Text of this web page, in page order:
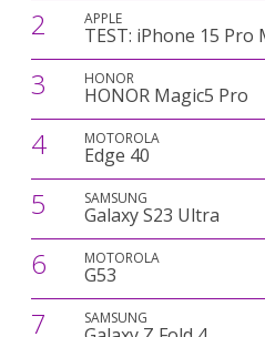
2 APPLE
TEST: iPhone 15 Pro
3 HONOR
HONOR Magic5 Pro
4 MOTOROLA
Edge 40
5 SAMSUNG
Galaxy S23 Ultra
6 MOTOROLA
G53
7 SAMSUNG